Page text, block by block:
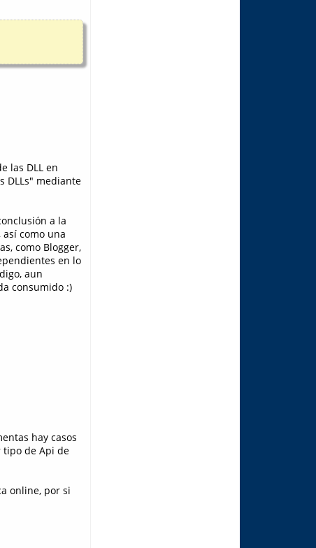
las DLL en
DLLs" mediante
a la
como una
como Blogger,
en lo
aun
consumido :)
hay casos
tipo de Api de
online, por si